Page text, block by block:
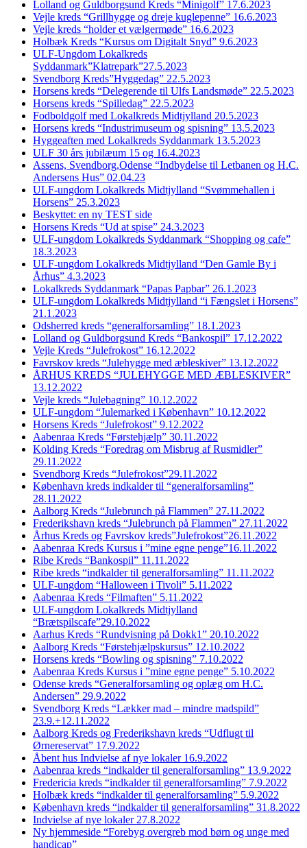
Lolland og Guldborgsund Kreds “Minigolf” 17.6.2023
Vejle kreds “Grillhygge og dreje kuglepenne” 16.6.2023
Vejle kreds “holder et vælgermøde” 16.6.2023
Holbæk Kreds “Kursus om Digitalt Snyd” 9.6.2023
ULF-Ungdom Lokalkreds
Syddanmark”Klatrepark”27.5.2023
Svendborg Kreds”Hyggedag” 22.5.2023
Horsens kreds “Delegerende til Ulfs Landsmøde” 22.5.2023
Horsens kreds “Spilledag” 22.5.2023
Fodboldgolf med Lokalkreds Midtjylland 20.5.2023
Horsens kreds “Industrimuseum og spisning” 13.5.2023
Hyggeaften med Lokalkreds Syddanmark 13.5.2023
ULF 30 års jubilæum 15 og 16.4.2023
Assens, Svendborg,Odense “Indbydelse til Letbanen og H.C.
Andersens Hus” 02.04.23
ULF-ungdom Lokalkreds Midtjylland “Svømmehallen i
Horsens” 25.3.2023
Beskyttet: en ny TEST side
Horsens Kreds “Ud at spise” 24.3.2023
ULF-ungdom Lokalkreds Syddanmark “Shopping og cafe”
18.3.2023
ULF-ungdom Lokalkreds Midtjylland “Den Gamle By i
Århus” 4.3.2023
Lokalkreds Syddanmark “Papas Papbar” 26.1.2023
ULF-ungdom Lokalkreds Midtjylland “i Fængslet i Horsens”
21.1.2023
Odsherred kreds “generalforsamling” 18.1.2023
Lolland og Guldborgsund Kreds “Bankospil” 17.12.2022
Vejle Kreds “Julefrokost” 16.12.2022
Favrskov kreds “Julehygge med æbleskiver” 13.12.2022
ÅRHUS KREDS “JULEHYGGE MED ÆBLESKIVER”
13.12.2022
Vejle kreds “Julebagning” 10.12.2022
ULF-ungdom “Julemarked i København” 10.12.2022
Horsens Kreds “Julefrokost” 9.12.2022
Aabenraa Kreds “Førstehjælp” 30.11.2022
Kolding Kreds “Foredrag om Misbrug af Rusmidler”
29.11.2022
Svendborg Kreds “Julefrokost”29.11.2022
København kreds indkalder til “generalforsamling”
28.11.2022
Aalborg Kreds “Julebrunch på Flammen” 27.11.2022
Frederikshavn kreds “Julebrunch på Flammen” 27.11.2022
Århus Kreds og Favrskov kreds”Julefrokost”26.11.2022
Aabenraa Kreds Kursus i ”mine egne penge”16.11.2022
Ribe Kreds “Bankospil” 11.11.2022
Ribe kreds “indkalder til generalforsamling” 11.11.2022
ULF-ungdom “Halloween i Tivoli” 5.11.2022
Aabenraa Kreds “Filmaften” 5.11.2022
ULF-ungdom Lokalkreds Midtjylland
“Brætspilscafe”29.10.2022
Aarhus Kreds “Rundvisning på Dokk1” 20.10.2022
Aalborg Kreds “Førstehjælpskursus” 12.10.2022
Horsens kreds “Bowling og spisning” 7.10.2022
Aabenraa Kreds Kursus i ”mine egne penge” 5.10.2022
Odense kreds “Generalforsamling og oplæg om H.C.
Andersen” 29.9.2022
Svendborg Kreds “Lækker mad – mindre madspild”
23.9.+12.11.2022
Aalborg Kreds og Frederikshavn kreds “Udflugt til
Ørnereservat” 17.9.2022
Åbent hus Indvielse af nye lokaler 16.9.2022
Aabenraa kreds “indkalder til generalforsamling” 13.9.2022
Fredericia kreds “indkalder til generalforsamling” 7.9.2022
Holbæk kreds “indkalder til generalforsamling” 5.9.2022
København kreds “indkalder til generalforsamling” 31.8.2022
Indvielse af nye lokaler 27.8.2022
Ny hjemmeside “Forebyg overgreb mod børn og unge med
handicap”